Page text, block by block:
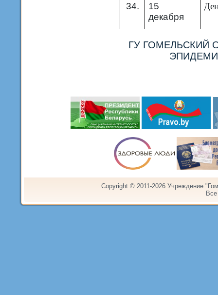
34.
15
декабря
ГУ ГОМЕЛЬСКИЙ
Copyright © 2011-2026 Учреждение